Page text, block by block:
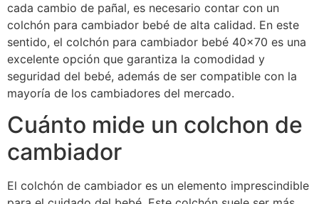
cada cambio de pañal, es necesario contar con un
colchón para cambiador bebé de alta calidad. En este
sentido, el colchón para cambiador bebé 40×70 es una
excelente opción que garantiza la comodidad y
seguridad del bebé, además de ser compatible con la
mayoría de los cambiadores del mercado.
Cuánto mide un colchon de
cambiador
El colchón de cambiador es un elemento imprescindible